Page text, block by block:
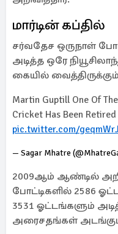
மார்டின் கப்தில்
சர்வதேச ஒருநாள்
அடித்த ஒரே
கையில்
Martin Guptill One Of
Cricket Has Been
pic.twitter.com/
— Sagar Mhatre
2009ஆம் ஆண்டில்
போட்டிகளில் 2586
3531 ஓட்டங்களும்
அரைசதங்கள்